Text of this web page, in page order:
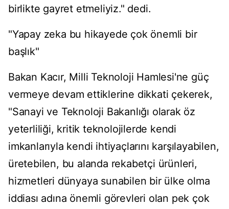
birlikte gayret etmeliyiz." dedi.
"Yapay zeka bu hikayede çok önemli bir
başlık"
Bakan Kacır, Milli Teknoloji Hamlesi'ne güç
vermeye devam ettiklerine dikkati çekerek,
"Sanayi ve Teknoloji Bakanlığı olarak öz
yeterliliği, kritik teknolojilerde kendi
imkanlarıyla kendi ihtiyaçlarını karşılayabilen,
üretebilen, bu alanda rekabetçi ürünleri,
hizmetleri dünyaya sunabilen bir ülke olma
iddiası adına önemli görevleri olan pek çok